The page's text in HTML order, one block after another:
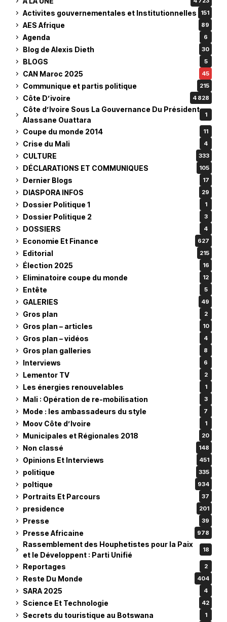
Activites gouvernementales et Institutionnelles 151
AES Afrique 89
Agenda 6
Blog de Alexis Dieth 30
BLOGS 5
CAN Maroc 2025 45
Communique et partis politique 215
Côte D’ivoire 4 828
Côte d’Ivoire Sous La Gouvernance Du Président
Alassane Ouattara
1
Coupe du monde 2014 11
Crise du Mali 4
CULTURE 333
DÉCLARATIONS ET COMMUNIQUES 105
Dernier Blogs 17
DIASPORA INFOS 29
Dossier Politique 1 1
Dossier Politique 2 3
DOSSIERS 4
Economie Et Finance 627
Editorial 215
Élection 2025 16
Eliminatoire coupe du monde 12
Entête 5
GALERIES 49
Gros plan 2
Gros plan – articles 10
Gros plan – vidéos 4
Gros plan galleries 8
Interviews 6
Lementor TV 2
Les énergies renouvelables 1
Mali : Opération de re-mobilisation 3
Mode : les ambassadeurs du style 7
Moov Côte d’Ivoire 1
Municipales et Régionales 2018 20
Non classé 148
Opinions Et Interviews 451
politique 335
poltique 934
Portraits Et Parcours 37
presidence 201
Presse 39
Presse Africaine 978
Rassemblement des Houphetistes pour la Paix
et le Développent : Parti Unifié
18
Reportages 2
Reste Du Monde 404
SARA 2025 4
Science Et Technologie 42
Secrets du touristique au Botswana 1